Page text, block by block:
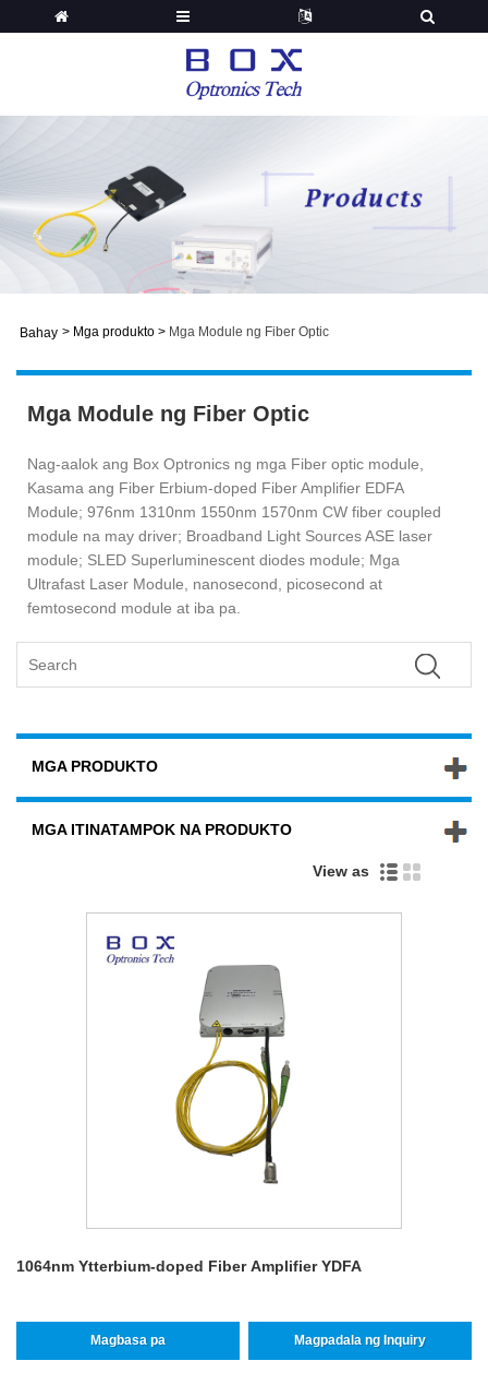
Bahay > Mga produkto > Mga Module ng Fiber Optic
Mga Module ng Fiber Optic
Nag-aalok ang Box Optronics ng mga Fiber optic module,
Kasama ang Fiber Erbium-doped Fiber Amplifier EDFA
Module; 976nm 1310nm 1550nm 1570nm CW fiber coupled
module na may driver; Broadband Light Sources ASE laser
module; SLED Superluminescent diodes module; Mga
Ultrafast Laser Module, nanosecond, picosecond at
femtosecond module at iba pa.
MGA PRODUKTO
MGA ITINATAMPOK NA PRODUKTO
View as
1064nm Ytterbium-doped Fiber Amplifier YDFA
Magbasa pa Magpadala ng Inquiry